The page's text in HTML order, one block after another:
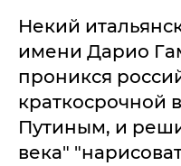
Некий
имени Дарио
проникся
краткосрочной
Путиным, и
века"